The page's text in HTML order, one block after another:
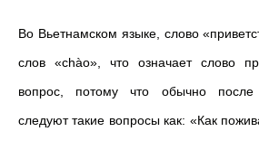
Во Вьетнамском языке, слово
слов «chào», что означает слово
вопрос, потому что обычно после
следуют такие вопросы как: «Как